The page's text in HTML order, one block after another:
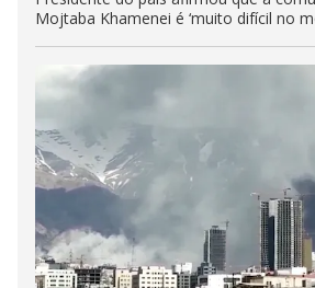
Mojtaba Khamenei é ‘muito difícil no